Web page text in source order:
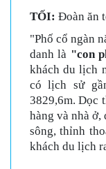
TỐI: Đoàn ăn
"Phố cổ ngàn
danh là "con
khách du lịch
có lịch sử
3829,6m. Dọc
hàng và nhà
sông, thỉnh
khách du lịch